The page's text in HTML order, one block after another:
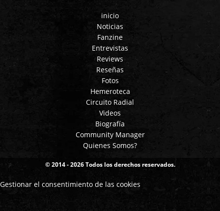
inicio
Noticias
Fanzine
Entrevistas
Reviews
Reseñas
Fotos
Hemeroteca
Circuito Radial
Videos
Biografía
Community Manager
Quienes Somos?
© 2014 - 2026 Todos los derechos reservados.
Gestionar el consentimiento de las cookies